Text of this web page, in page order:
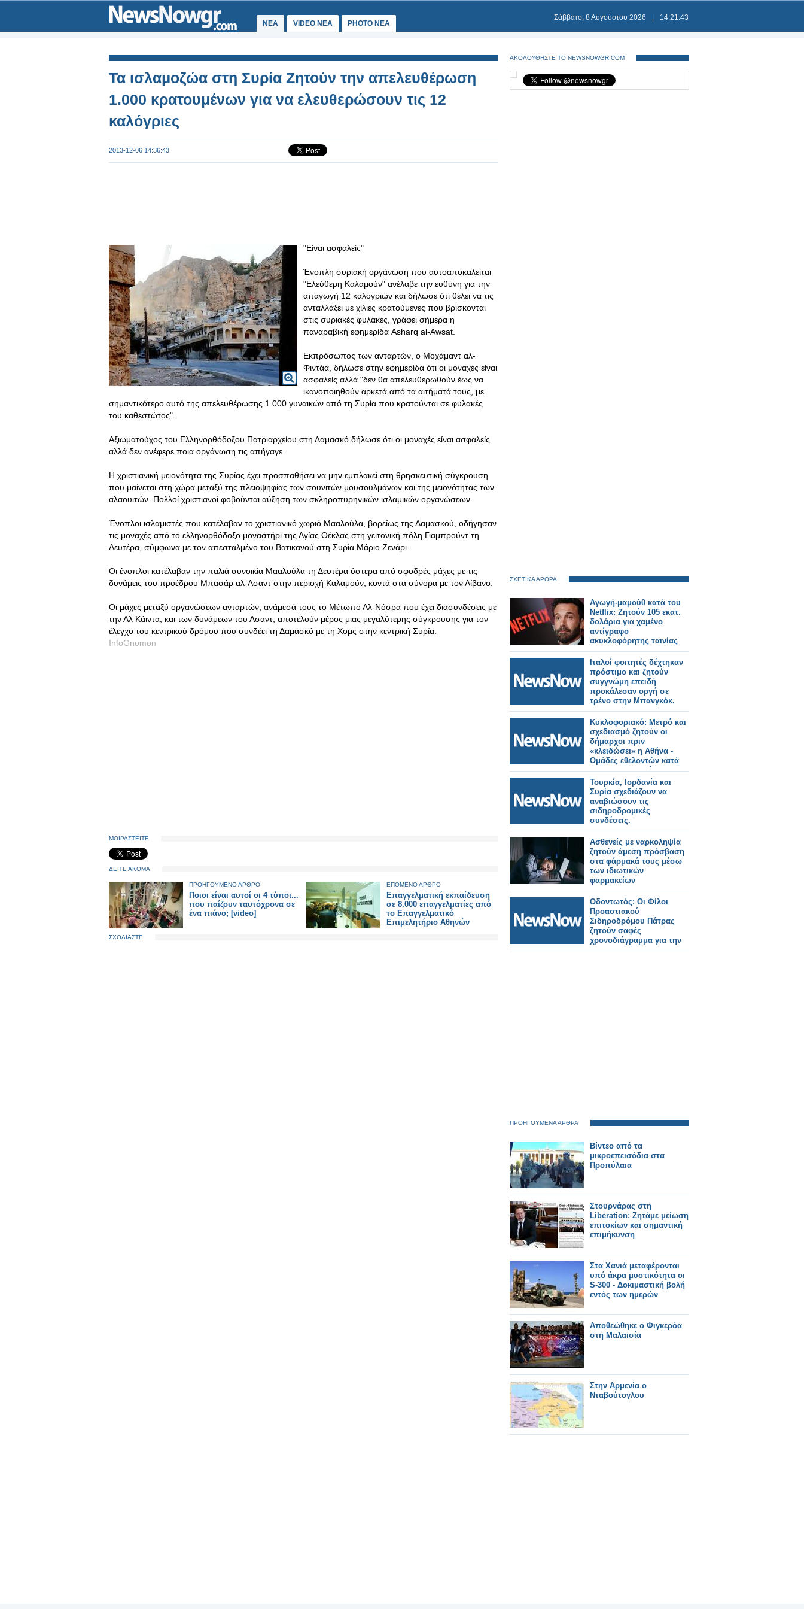
ΝΕΑ VIDEO NEA PHOTO NEA
Σάββατο, 8 Αυγούστου 2026 14:21:44
Τα ισλαμοζώα στη Συρία Ζητούν την απελευθέρωση
1.000 κρατουμένων για να ελευθερώσουν τις 12
καλόγριες
2013-12-06 14:36:43
"Είναι ασφαλείς"
Ένοπλη συριακή οργάνωση που αυτοαποκαλείται
"Ελεύθερη Καλαμούν" ανέλαβε την ευθύνη για την
απαγωγή 12 καλογριών και δήλωσε ότι θέλει να τις
ανταλλάξει με χίλιες κρατούμενες που βρίσκονται
στις συριακές φυλακές, γράφει σήμερα η
παναραβική εφημερίδα Asharq al-Awsat.
Εκπρόσωπος των ανταρτών, ο Μοχάμαντ αλ-
Φιντάα, δήλωσε στην εφημερίδα ότι οι μοναχές είναι
ασφαλείς αλλά "δεν θα απελευθερωθούν έως να
ικανοποιηθούν αρκετά από τα αιτήματά τους, με
σημαντικότερο αυτό της απελευθέρωσης 1.000 γυναικών από τη Συρία που κρατούνται σε φυλακές
του καθεστώτος".
Αξιωματούχος του Ελληνορθόδοξου Πατριαρχείου στη Δαμασκό δήλωσε ότι οι μοναχές είναι ασφαλείς
αλλά δεν ανέφερε ποια οργάνωση τις απήγαγε.
Η χριστιανική μειονότητα της Συρίας έχει προσπαθήσει να μην εμπλακεί στη θρησκευτική σύγκρουση
που μαίνεται στη χώρα μεταξύ της πλειοψηφίας των σουνιτών μουσουλμάνων και της μειονότητας των
αλαουιτών. Πολλοί χριστιανοί φοβούνται αύξηση των σκληροπυρηνικών ισλαμικών οργανώσεων.
Ένοπλοι ισλαμιστές που κατέλαβαν το χριστιανικό χωριό Μααλούλα, βορείως της Δαμασκού, οδήγησαν
τις μοναχές από το ελληνορθόδοξο μοναστήρι της Αγίας Θέκλας στη γειτονική πόλη Γιαμπρούντ τη
Δευτέρα, σύμφωνα με τον απεσταλμένο του Βατικανού στη Συρία Μάριο Ζενάρι.
Οι ένοπλοι κατέλαβαν την παλιά συνοικία Μααλούλα τη Δευτέρα ύστερα από σφοδρές μάχες με τις
δυνάμεις του προέδρου Μπασάρ αλ-Ασαντ στην περιοχή Καλαμούν, κοντά στα σύνορα με τον Λίβανο.
Οι μάχες μεταξύ οργανώσεων ανταρτών, ανάμεσά τους το Μέτωπο Αλ-Νόσρα που έχει διασυνδέσεις με
την Αλ Κάιντα, και των δυνάμεων του Ασαντ, αποτελούν μέρος μιας μεγαλύτερης σύγκρουσης για τον
έλεγχο του κεντρικού δρόμου που συνδέει τη Δαμασκό με τη Χομς στην κεντρική Συρία.
InfoGnomon
ΜΟΙΡΑΣΤΕΙΤΕ
ΔΕΙΤΕ ΑΚΟΜΑ
ΠΡΟΗΓΟΥΜΕΝΟ ΑΡΘΡΟ
Ποιοι είναι αυτοί οι 4 τύποι...
που παίζουν ταυτόχρονα σε
ένα πιάνο; [video]
ΕΠΟΜΕΝΟ ΑΡΘΡΟ
Επαγγελματική εκπαίδευση
σε 8.000 επαγγελματίες από
το Επαγγελματικό
Επιμελητήριο Αθηνών
ΣΧΟΛΙΑΣΤΕ
ΑΚΟΛΟΥΘΗΣΤΕ ΤΟ NEWSNOWGR.COM
ΣΧΕΤΙΚΑ ΑΡΘΡΑ
Αγωγή-μαμούθ κατά του
Netflix: Ζητούν 105 εκατ.
δολάρια για χαμένο
αντίγραφο
ακυκλοφόρητης ταινίας
Ιταλοί φοιτητές δέχτηκαν
πρόστιμο και ζητούν
συγγνώμη επειδή
προκάλεσαν οργή σε
τρένο στην Μπανγκόκ.
Κυκλοφοριακό: Μετρό και
σχεδιασμό ζητούν οι
δήμαρχοι πριν
«κλειδώσει» η Αθήνα -
Ομάδες εθελοντών κατά
των βανδαλισμών
επιστρατεύει το
υπουργείο.
Τουρκία, Ιορδανία και
Συρία σχεδιάζουν να
αναβιώσουν τις
σιδηροδρομικές
συνδέσεις.
Ασθενείς με ναρκοληψία
ζητούν άμεση πρόσβαση
στα φάρμακά τους μέσω
των ιδιωτικών
φαρμακείων
Οδοντωτός: Οι Φίλοι
Προαστιακού
Σιδηροδρόμου Πάτρας
ζητούν σαφές
χρονοδιάγραμμα για την
επαναξιολόγηση
ΠΡΟΗΓΟΥΜΕΝΑ ΑΡΘΡΑ
Βίντεο από τα
μικροεπεισόδια στα
Προπύλαια
Στουρνάρας στη
Liberation: Ζητάμε μείωση
επιτοκίων και σημαντική
επιμήκυνση
Στα Χανιά μεταφέρονται
υπό άκρα μυστικότητα οι
S-300 - Δοκιμαστική βολή
εντός των ημερών
Αποθεώθηκε ο Φιγκερόα
στη Μαλαισία
Στην Αρμενία ο
Νταβούτογλου